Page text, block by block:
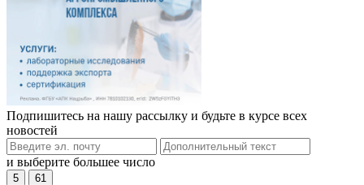
Подпишитесь на нашу рассылку и будьте в курсе всех
новостей
и выберите большее число
5 61